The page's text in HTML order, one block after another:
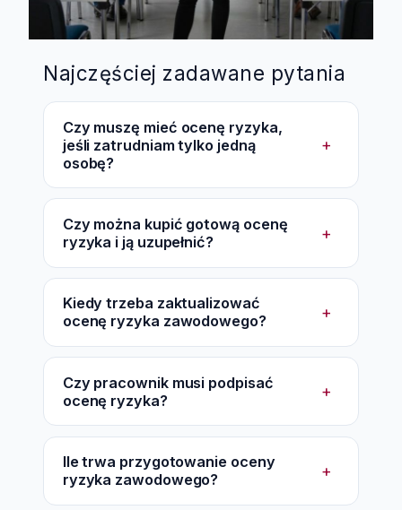
Najczęściej zadawane pytania
Czy muszę mieć ocenę ryzyka,
jeśli zatrudniam tylko jedną
osobę?
+
Czy można kupić gotową ocenę
ryzyka i ją uzupełnić?
+
Kiedy trzeba zaktualizować
ocenę ryzyka zawodowego?
+
Czy pracownik musi podpisać
ocenę ryzyka?
+
Ile trwa przygotowanie oceny
ryzyka zawodowego?
+